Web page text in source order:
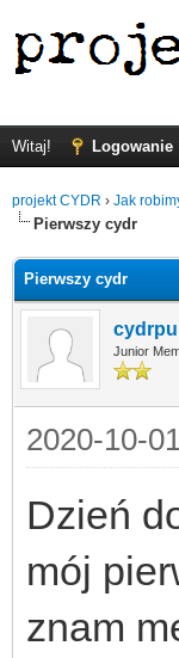
Witaj! Logowanie
projekt CYDR › Jak
Pierwszy cydr
Pierwszy cydr
Junior
2020-10-
Dzień
mój
znam